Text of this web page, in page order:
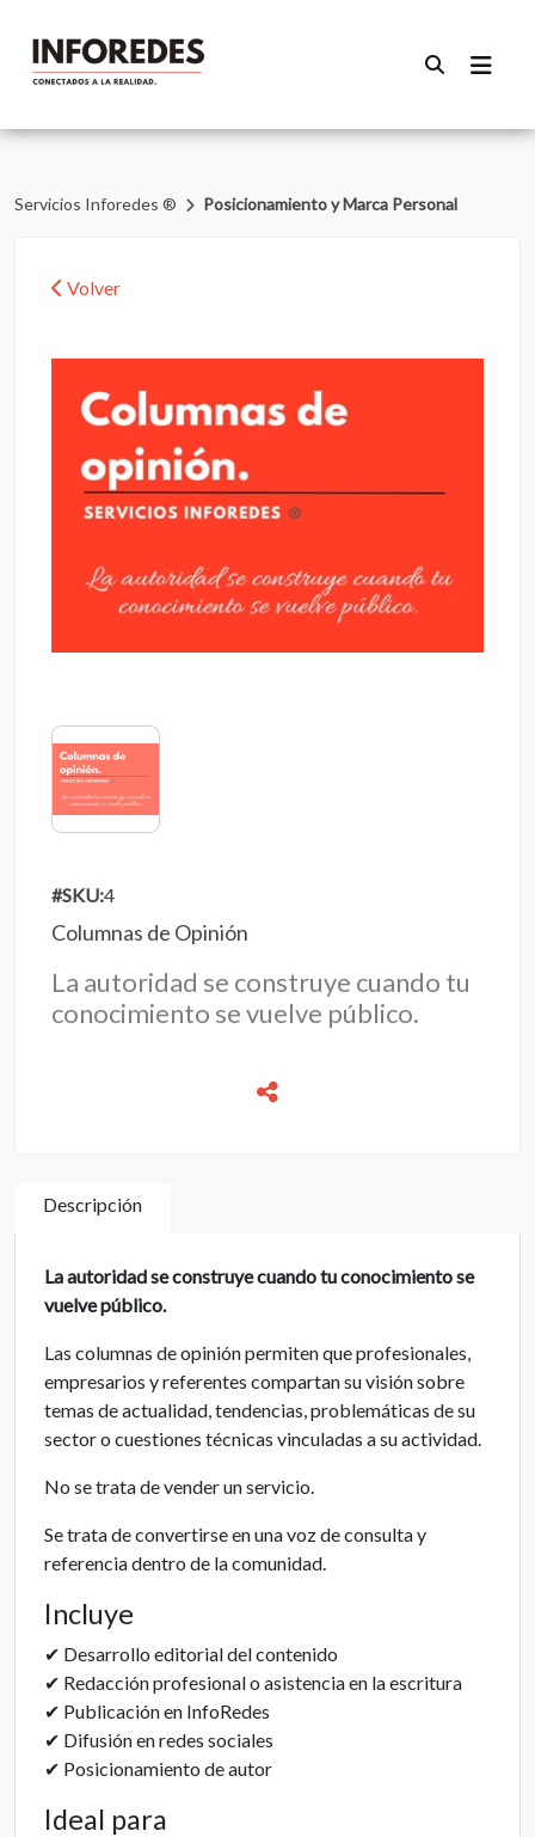
Servicios Inforedes ® Posicionamiento y Marca Personal
Volver
#SKU:4
Columnas de Opinión
La autoridad se construye cuando tu
conocimiento se vuelve público.
Descripción
La autoridad se construye cuando tu conocimiento se
vuelve público.
Las columnas de opinión permiten que profesionales,
empresarios y referentes compartan su visión sobre
temas de actualidad, tendencias, problemáticas de su
sector o cuestiones técnicas vinculadas a su actividad.
No se trata de vender un servicio.
Se trata de convertirse en una voz de consulta y
referencia dentro de la comunidad.
Incluye
✔ Desarrollo editorial del contenido
✔ Redacción profesional o asistencia en la escritura
✔ Publicación en InfoRedes
✔ Difusión en redes sociales
✔ Posicionamiento de autor
Ideal para